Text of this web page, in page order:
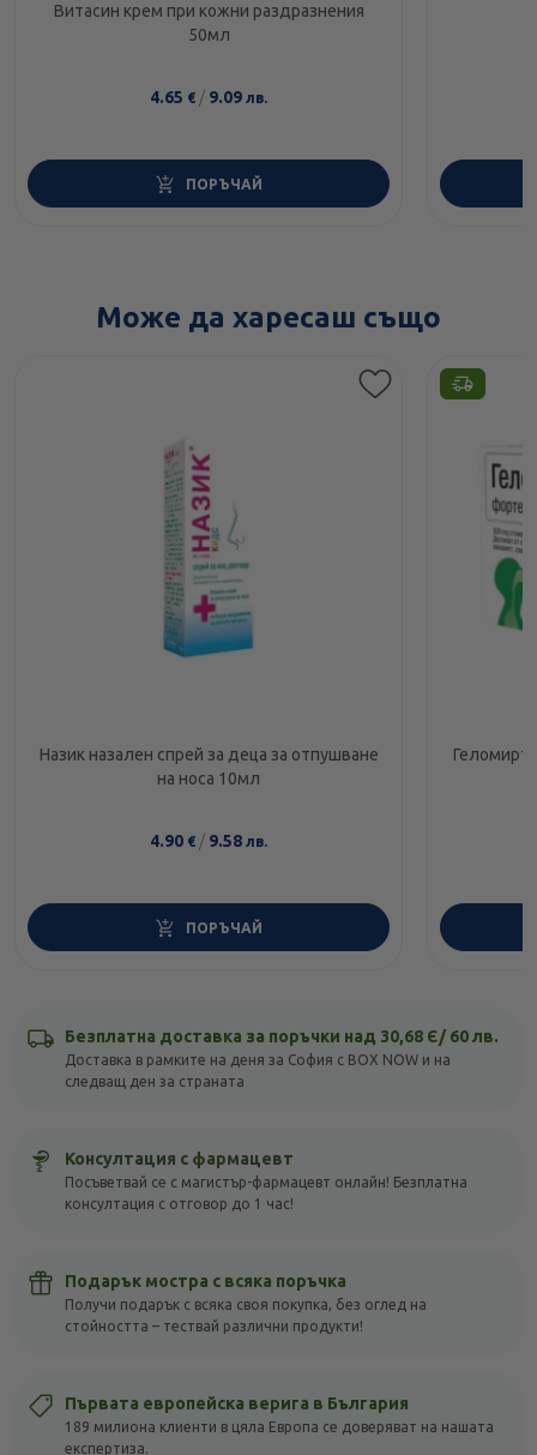
Витасин крем при кожни раздразнения
50мл
4.65 € / 9.09 лв.
ПОРЪЧАЙ
Може да харесаш също
Назик назален спрей за деца за отпушване
на носа 10мл
4.90 € / 9.58 лв.
ПОРЪЧАЙ
Безплатна доставка за поръчки над 30,68 Є/ 60 лв.
Доставка в рамките на деня за София с BOX NOW и на
следващ ден за страната
Консултация с фармацевт
Посъветвай се с магистър-фармацевт онлайн! Безплатна
консултация с отговор до 1 час!
Подарък мостра с всяка поръчка
Получи подарък с всяка своя покупка, без оглед на
стойността – тествай различни продукти!
Първата европейска верига в България
189 милиона клиенти в цяла Европа се доверяват на нашата
експертиза.